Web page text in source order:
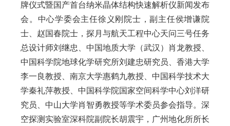
牌仪式暨国产首台纳米晶体结构快速解析仪新闻发布
会。中心学委会主任徐义刚院士，副主任侯增谦院
士、赵国春院士，探月与航天工程中心天问三号任务
总设计师刘继忠、中国地质大学（武汉）肖龙教授、
中国科学院地球化学研究所刘建忠研究员、香港大学
李一良教授、南京大学惠鹤九教授、中国科学技术大
学秦礼萍教授、中国科学院国家空间科学中心刘洋研
究员、中山大学肖智勇教授等学术委员参会指导。深
空探测实验室深科院副院长胡震宇，广州地化所所长